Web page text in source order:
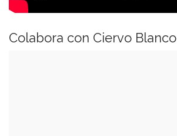
Colabora con Ciervo Blanco